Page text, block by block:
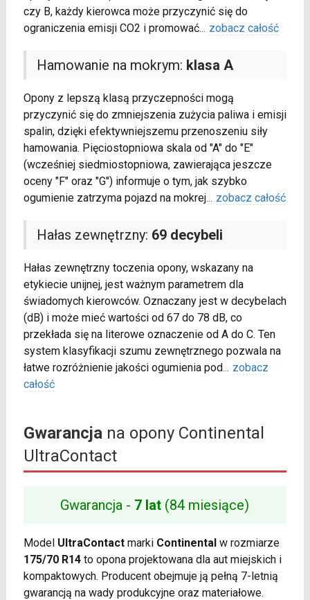
czy B, każdy kierowca może przyczynić się do
ograniczenia emisji CO2 i promować... zobacz całość
Hamowanie na mokrym: klasa A
Opony z lepszą klasą przyczepności mogą
przyczynić się do zmniejszenia zużycia paliwa i emisji
spalin, dzięki efektywniejszemu przenoszeniu siły
hamowania. Pięciostopniowa skala od "A" do "E"
(wcześniej siedmiostopniowa, zawierająca jeszcze
oceny "F" oraz "G") informuje o tym, jak szybko
ogumienie zatrzyma pojazd na mokrej... zobacz całość
Hałas zewnętrzny: 69 decybeli
Hałas zewnętrzny toczenia opony, wskazany na
etykiecie unijnej, jest ważnym parametrem dla
świadomych kierowców. Oznaczany jest w decybelach
(dB) i może mieć wartości od 67 do 78 dB, co
przekłada się na literowe oznaczenie od A do C. Ten
system klasyfikacji szumu zewnętrznego pozwala na
łatwe rozróżnienie jakości ogumienia pod... zobacz
całość
Gwarancjana opony Continental
UltraContact
Gwarancja - 7 lat (84 miesiące)
Model UltraContactmarki Continentalw rozmiarze
175/70 R14to opona projektowana dla aut miejskich i
kompaktowych. Producent obejmuje ją pełną 7-letnią
gwarancją na wady produkcyjne oraz materiałowe.